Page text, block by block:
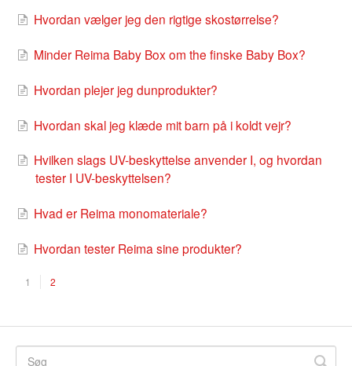
Hvordan vælger jeg den rigtige skostørrelse?
Minder Reima Baby Box om the finske Baby Box?
Hvordan plejer jeg dunprodukter?
Hvordan skal jeg klæde mit barn på i koldt vejr?
Hvilken slags UV-beskyttelse anvender I, og hvordan
tester I UV-beskyttelsen?
Hvad er Reima monomateriale?
Hvordan tester Reima sine produkter?
1 2